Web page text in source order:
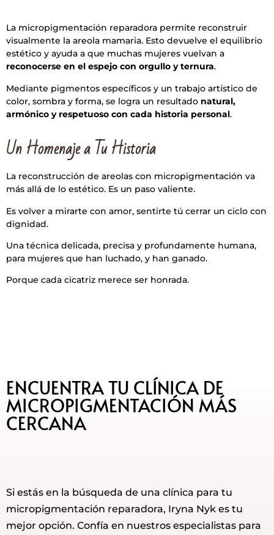
La micropigmentación reparadora permite reconstruir
visualmente la areola mamaria. Esto devuelve el equilibrio
estético y ayuda a que muchas mujeres vuelvan a
reconocerse en el espejo con orgullo y ternura.
Mediante pigmentos específicos y un trabajo artístico de
color, sombra y forma, se logra un resultado natural,
armónico y respetuoso con cada historia personal.
Un Homenaje a Tu Historia
La reconstrucción de areolas con micropigmentación va
más allá de lo estético. Es un paso valiente.
Es volver a mirarte con amor, sentirte tú cerrar un ciclo con
dignidad.
Una técnica delicada, precisa y profundamente humana,
para mujeres que han luchado, y han ganado.
Porque cada cicatriz merece ser honrada.
ENCUENTRA TU CLÍNICA DE
MICROPIGMENTACIÓN MÁS
CERCANA
Si estás en la búsqueda de una clínica para tu
micropigmentación reparadora, Iryna Nyk es tu
mejor opción. Confía en nuestros especialistas para